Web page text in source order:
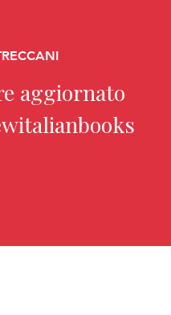
aggiornato